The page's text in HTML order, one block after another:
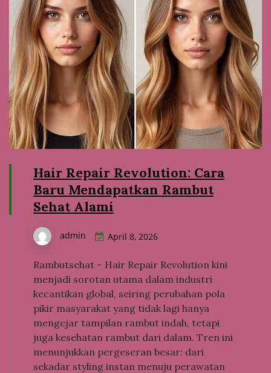
Hair Repair Revolution: Cara
Baru Mendapatkan Rambut
Sehat Alami
admin April 8, 2026
Rambutsehat – Hair Repair Revolution kini
menjadi sorotan utama dalam industri
kecantikan global, seiring perubahan pola
pikir masyarakat yang tidak lagi hanya
mengejar tampilan rambut indah, tetapi
juga kesehatan rambut dari dalam. Tren ini
menunjukkan pergeseran besar: dari
sekadar styling instan menuju perawatan